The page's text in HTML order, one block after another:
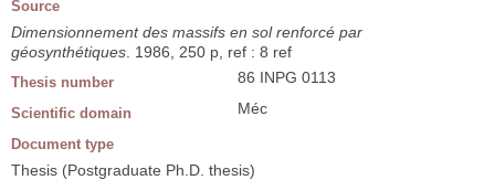
Source
Dimensionnement des massifs en sol renforcé par
géosynthétiques . 1986, 250 p, ref : 8 ref
Thesis number 86 INPG 0113
Scientific domain Méc
Document type
Thesis (Postgraduate Ph.D. thesis)